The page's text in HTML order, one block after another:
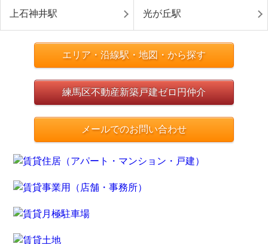
上石神井駅 光が丘駅
エリア・沿線駅・地図・から探す
練馬区不動産新築戸建ゼロ円仲介
メールでのお問い合わせ